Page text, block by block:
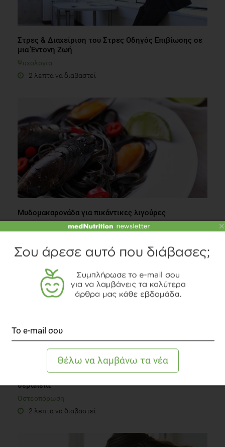
Στρες & Διαχείριση του Στρες Οδηγός Επιβίωσης σε
μια Έντονη Ζωή
Ψυχολογία
2 λεπτά να διαβαστεί
Μυδομακαρονάδα για πικάντικες λιγούρες
Οστεοπόρωση. Πρόληψη, έγκαιρη διάγνωση και
θεραπεία.
Οστεοπόρωση
2 λεπτά να διαβαστεί
×